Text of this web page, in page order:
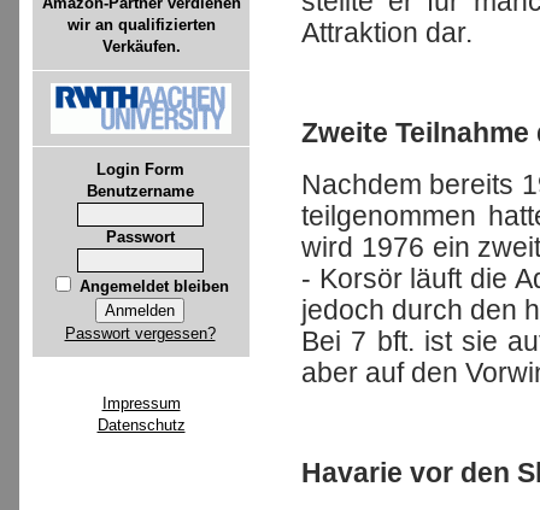
wir an qualifizierten
Verkäufen.
Login Form
Benutzername
Passwort
Angemeldet bleiben
Passwort vergessen?
Impressum
Datenschutz
Attraktion dar.
Zweite Teilnahme
Nachdem bereits
teilgenommen
wird 1976 ein
- Korsör läuft die
jedoch durch den
Bei 7 bft. ist sie
aber auf den
Havarie vor den